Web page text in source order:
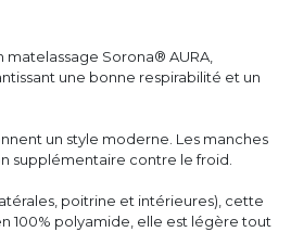
Sorona® AURA,
une bonne respirabilité et un
un style moderne. Les manches
supplémentaire contre le froid.
poitrine et intérieures), cette
100% polyamide, elle est légère tout